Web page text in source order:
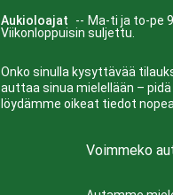
Aukioloajat -- Ma-ti ja to-pe
Viikonloppuisin suljettu.
Onko sinulla kysyttävää
auttaa sinua mielellään –
löydämme oikeat tiedot
Voimmeko